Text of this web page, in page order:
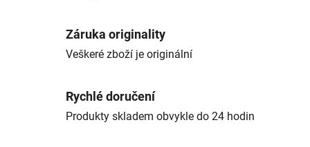
Záruka originality
Veškeré zboží je originální
Rychlé doručení
Produkty skladem obvykle do 24 hodin